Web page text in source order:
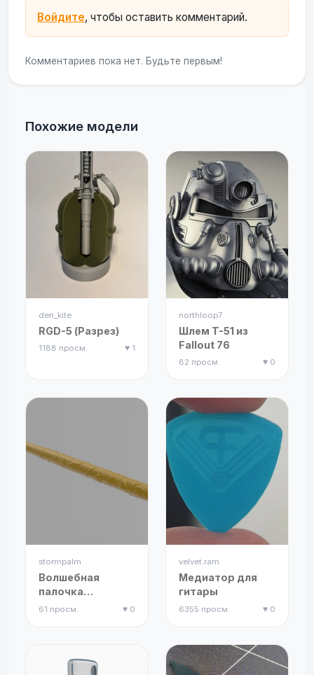
Войдите, чтобы оставить комментарий.
Комментариев пока нет. Будьте первым!
Похожие модели
den_kite
RGD-5 (Разрез)
1188 просм. ♥ 1
northloop7
Шлем T-51 из
Fallout 76
82 просм. ♥ 0
stormpalm
Волшебная
палочка
Гермионы
61 просм. ♥ 0
velvet.ram
Медиатор для
гитары
6355 просм. ♥ 0